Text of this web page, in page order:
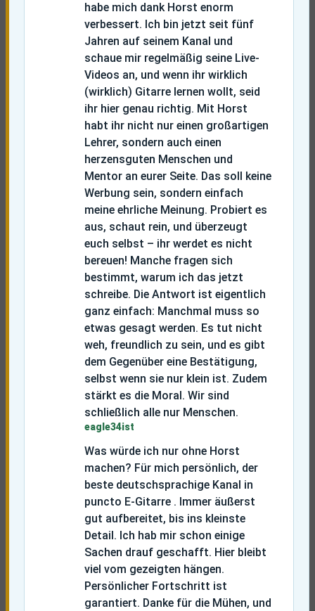
habe mich dank Horst enorm
verbessert. Ich bin jetzt seit fünf
Jahren auf seinem Kanal und
schaue mir regelmäßig seine Live-
Videos an, und wenn ihr wirklich
(wirklich) Gitarre lernen wollt, seid
ihr hier genau richtig. Mit Horst
habt ihr nicht nur einen großartigen
Lehrer, sondern auch einen
herzensguten Menschen und
Mentor an eurer Seite. Das soll keine
Werbung sein, sondern einfach
meine ehrliche Meinung. Probiert es
aus, schaut rein, und überzeugt
euch selbst – ihr werdet es nicht
bereuen! Manche fragen sich
bestimmt, warum ich das jetzt
schreibe. Die Antwort ist eigentlich
ganz einfach: Manchmal muss so
etwas gesagt werden. Es tut nicht
weh, freundlich zu sein, und es gibt
dem Gegenüber eine Bestätigung,
selbst wenn sie nur klein ist. Zudem
stärkt es die Moral. Wir sind
schließlich alle nur Menschen.
eagle34ist
Was würde ich nur ohne Horst
machen? Für mich persönlich, der
beste deutschsprachige Kanal in
puncto E-Gitarre . Immer äußerst
gut aufbereitet, bis ins kleinste
Detail. Ich hab mir schon einige
Sachen drauf geschafft. Hier bleibt
viel vom gezeigten hängen.
Persönlicher Fortschritt ist
garantiert. Danke für die Mühen, und